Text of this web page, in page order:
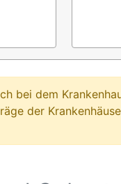
bei dem
der